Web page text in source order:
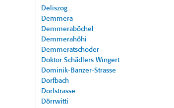
Deliszog
Demmera
Demmeraböchel
Demmerahöhi
Demmeratschoder
Doktor Schädlers Wingert
Dominik-Banzer-Strasse
Dorfbach
Dorfstrasse
Dörrwitti